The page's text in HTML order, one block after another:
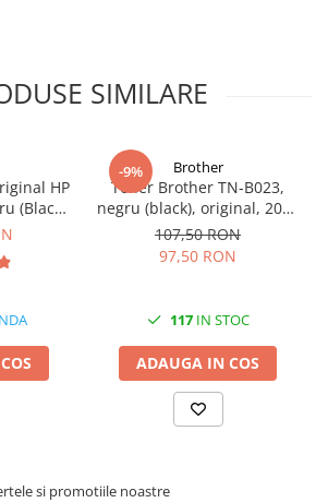
SIMILARE
HP
(Black),
-9% Brother
Toner Brother TN-B023,
negru (black), original, 2000
pagini
107,50 RON
97,50 RON
117IN STOC
ADAUGA IN COS
si promotiile noastre